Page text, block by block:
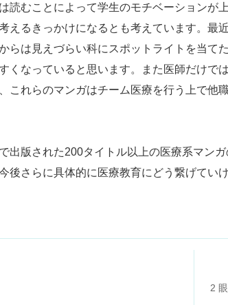
読むことによって学生のモチベーションが
えるきっかけになるとも考えています。最
らは見えづらい科にスポットライトを当て
くなっていると思います。また医師だけで
これらのマンガはチーム医療を行う上で他
出版された200タイトル以上の医療系マン
後さらに具体的に医療教育にどう繋げてい
2